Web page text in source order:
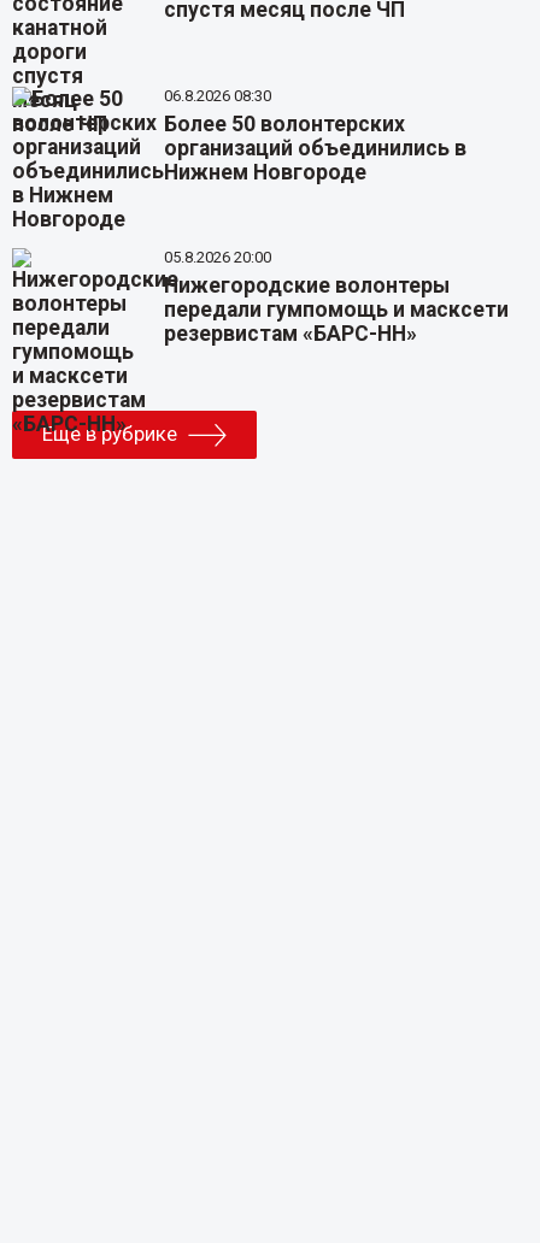
спустя месяц после ЧП
06.8.2026 08:30
Более 50 волонтерских
организаций объединились в
Нижнем Новгороде
05.8.2026 20:00
Нижегородские волонтеры
передали гумпомощь и масксети
резервистам «БАРС-НН»
Еще в рубрике